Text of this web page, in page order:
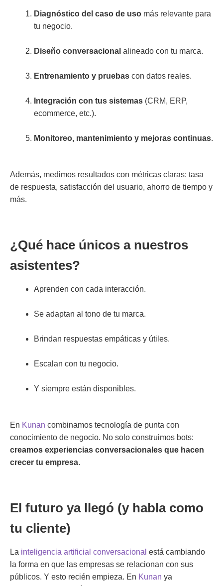
Diagnóstico del caso de uso más relevante para
tu negocio.
Diseño conversacional alineado con tu marca.
Entrenamiento y pruebas con datos reales.
Integración con tus sistemas (CRM, ERP,
ecommerce, etc.).
Monitoreo, mantenimiento y mejoras continuas.
Además, medimos resultados con métricas claras: tasa
de respuesta, satisfacción del usuario, ahorro de tiempo y
más.
¿Qué hace únicos a nuestros
asistentes?
Aprenden con cada interacción.
Se adaptan al tono de tu marca.
Brindan respuestas empáticas y útiles.
Escalan con tu negocio.
Y siempre están disponibles.
En Kunan combinamos tecnología de punta con
conocimiento de negocio. No solo construimos bots:
creamos experiencias conversacionales que hacen
crecer tu empresa.
El futuro ya llegó (y habla como
tu cliente)
La inteligencia artificial conversacional está cambiando
la forma en que las empresas se relacionan con sus
públicos. Y esto recién empieza. En Kunan ya